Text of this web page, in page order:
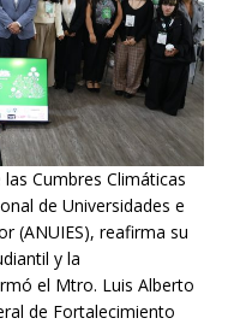
Cumbres Climáticas
de Universidades e
(ANUIES), reafirma su
y la
el Mtro. Luis Alberto
de Fortalecimiento